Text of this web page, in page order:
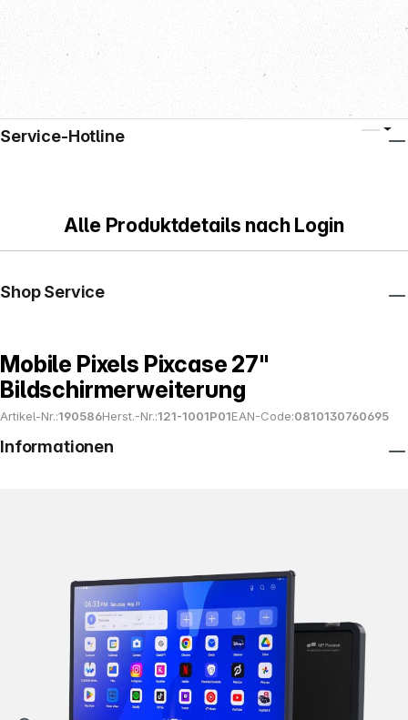
Alle Produktdetails nach Login
Mobile Pixels Pixcase 27"
Bildschirmerweiterung
Artikel-Nr.:190586Herst.-Nr.:121-1001P01EAN-Code:0810130760695
Service-Hotline
Shop Service
Informationen